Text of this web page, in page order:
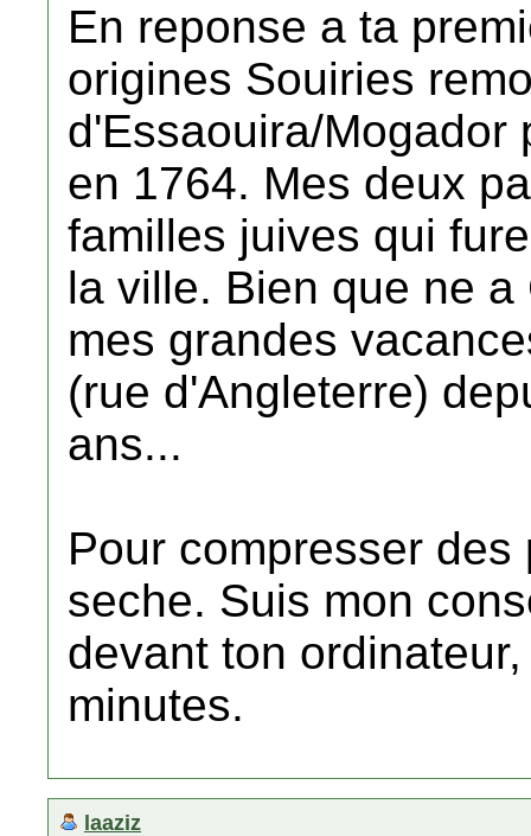
En reponse a ta
origines Souiries
d'Essaouira/Mogador
en 1764. Mes deux
familles juives qui
la ville. Bien que ne
mes grandes
(rue d'Angleterre)
ans...
Pour compresser
seche. Suis mon
devant ton
minutes.
laaziz